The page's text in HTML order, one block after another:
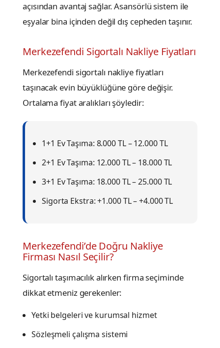
açısından avantaj sağlar. Asansörlü sistem ile
eşyalar bina içinden değil dış cepheden taşınır.
Merkezefendi Sigortalı Nakliye Fiyatları
Merkezefendi sigortalı nakliye fiyatları
taşınacak evin büyüklüğüne göre değişir.
Ortalama fiyat aralıkları şöyledir:
1+1 Ev Taşıma: 8.000 TL – 12.000 TL
2+1 Ev Taşıma: 12.000 TL – 18.000 TL
3+1 Ev Taşıma: 18.000 TL – 25.000 TL
Sigorta Ekstra: +1.000 TL – +4.000 TL
Merkezefendi’de Doğru Nakliye
Firması Nasıl Seçilir?
Sigortalı taşımacılık alırken firma seçiminde
dikkat etmeniz gerekenler:
Yetki belgeleri ve kurumsal hizmet
Sözleşmeli çalışma sistemi